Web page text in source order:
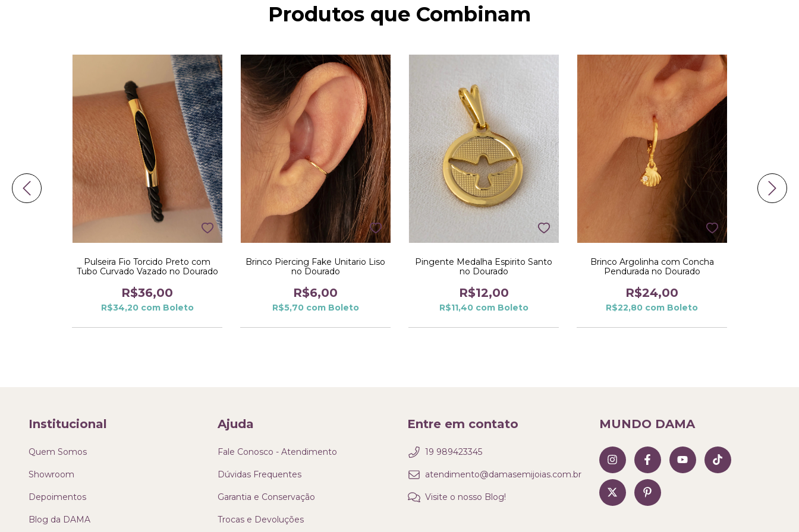
Produtos que Combinam
Pulseira Fio Torcido Preto com
Tubo Curvado Vazado no Dourado
R$36,00
R$34,20 com Boleto
Brinco Piercing Fake Unitario Liso
no Dourado
R$6,00
R$5,70 com Boleto
Pingente Medalha Espirito Santo
no Dourado
R$12,00
R$11,40 com Boleto
Brinco Argolinha com Concha
Pendurada no Dourado
R$24,00
R$22,80 com Boleto
Institucional
Quem Somos
Showroom
Depoimentos
Blog da DAMA
Ajuda
Fale Conosco - Atendimento
Dúvidas Frequentes
Garantia e Conservação
Trocas e Devoluções
Entre em contato
19 989423345
atendimento@damasemijoias.com.br
Visite o nosso Blog!
MUNDO DAMA